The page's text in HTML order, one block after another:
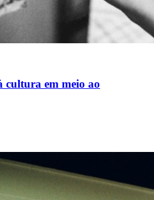
cultura em meio ao